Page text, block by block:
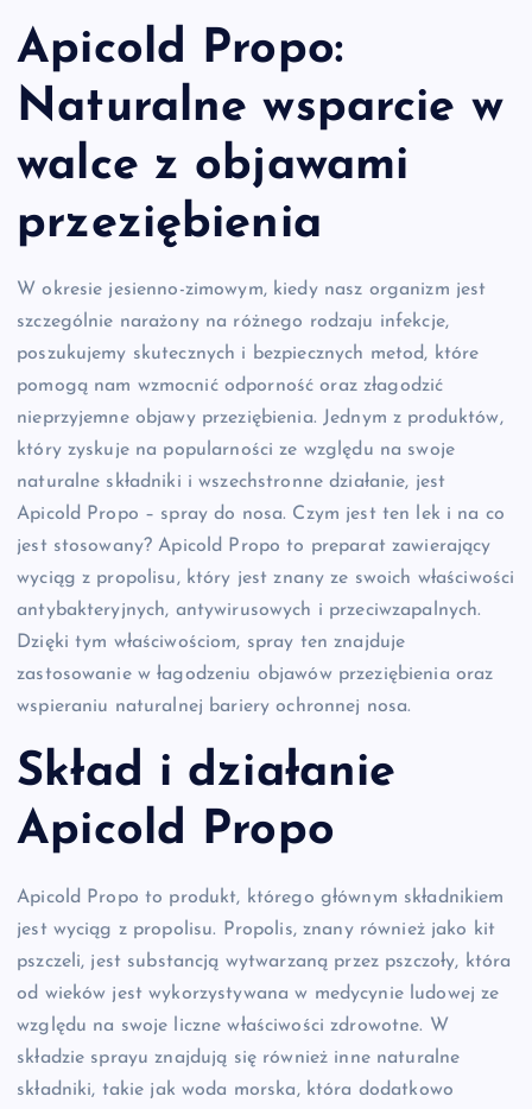
Apicold Propo:
Naturalne wsparcie w
walce z objawami
przeziębienia
W okresie jesienno-zimowym, kiedy nasz organizm jest
szczególnie narażony na różnego rodzaju infekcje,
poszukujemy skutecznych i bezpiecznych metod, które
pomogą nam wzmocnić odporność oraz złagodzić
nieprzyjemne objawy przeziębienia. Jednym z produktów,
który zyskuje na popularności ze względu na swoje
naturalne składniki i wszechstronne działanie, jest
Apicold Propo – spray do nosa. Czym jest ten lek i na co
jest stosowany? Apicold Propo to preparat zawierający
wyciąg z propolisu, który jest znany ze swoich właściwości
antybakteryjnych, antywirusowych i przeciwzapalnych.
Dzięki tym właściwościom, spray ten znajduje
zastosowanie w łagodzeniu objawów przeziębienia oraz
wspieraniu naturalnej bariery ochronnej nosa.
Skład i działanie
Apicold Propo
Apicold Propo to produkt, którego głównym składnikiem
jest wyciąg z propolisu. Propolis, znany również jako kit
pszczeli, jest substancją wytwarzaną przez pszczoły, która
od wieków jest wykorzystywana w medycynie ludowej ze
względu na swoje liczne właściwości zdrowotne. W
składzie sprayu znajdują się również inne naturalne
składniki, takie jak woda morska, która dodatkowo